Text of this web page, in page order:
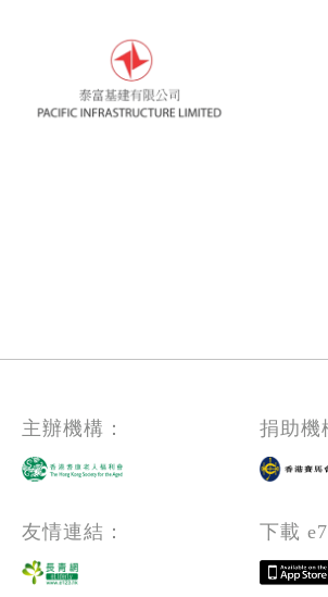
主辦機構： 捐助機
友情連結： 下載